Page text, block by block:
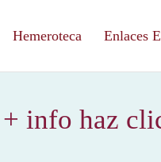
Hemeroteca Enlaces
+ info haz